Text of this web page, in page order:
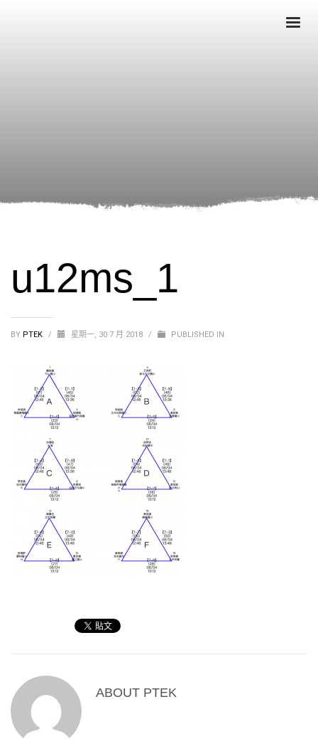
u12ms_1
BY PTEK / 星期一, 30 7 月 2018 / PUBLISHED IN
ABOUT PTEK